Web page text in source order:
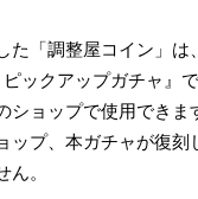
た「調整屋コイン」は
ックアップガチャ』
ショップで使用できま
ップ、本ガチャが復刻
ん。